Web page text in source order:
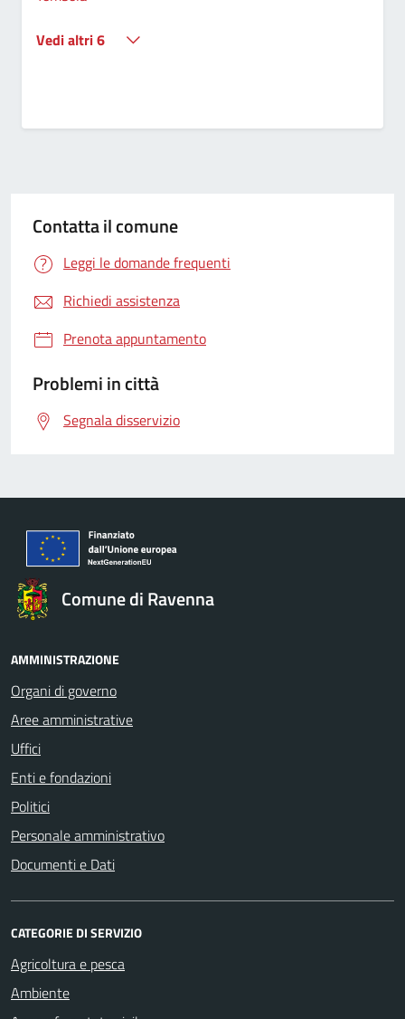
Vedi altri 6
Contatta il comune
Leggi le domande frequenti
Richiedi assistenza
Prenota appuntamento
Problemi in città
Segnala disservizio
Comune di Ravenna
AMMINISTRAZIONE
Organi di governo
Aree amministrative
Uffici
Enti e fondazioni
Politici
Personale amministrativo
Documenti e Dati
CATEGORIE DI SERVIZIO
Agricoltura e pesca
Ambiente